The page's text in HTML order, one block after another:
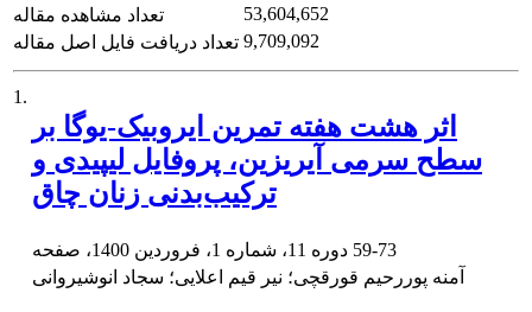
تعداد مشاهده مقاله
53,604,652
تعداد دریافت فایل اصل مقاله 9,709,092
1.
اثر هشت هفته تمرین ایروبیک-یوگا بر
سطح سرمی آیریزین، پروفایل لیپیدی و
ترکیب‌بدنی زنان چاق
59-73
آمنه پوررحیم قورقچی؛ نیر قیم اعلایی؛ سجاد انوشیروانی